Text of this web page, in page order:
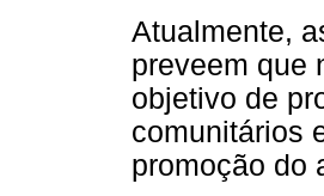
Atualmente,
preveem que
objetivo de
comunitários
promoção do